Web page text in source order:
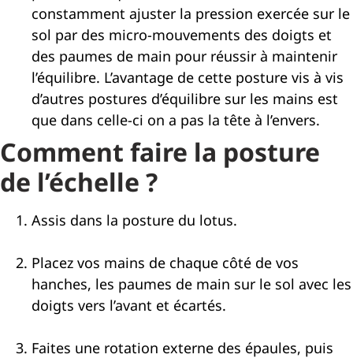
constamment ajuster la pression exercée sur le
sol par des micro-mouvements des doigts et
des paumes de main pour réussir à maintenir
l’équilibre. L’avantage de cette posture vis à vis
d’autres postures d’équilibre sur les mains est
que dans celle-ci on a pas la tête à l’envers.
Comment faire la posture
de l’échelle ?
Assis dans la posture du lotus.
Placez vos mains de chaque côté de vos
hanches, les paumes de main sur le sol avec les
doigts vers l’avant et écartés.
Faites une rotation externe des épaules, puis